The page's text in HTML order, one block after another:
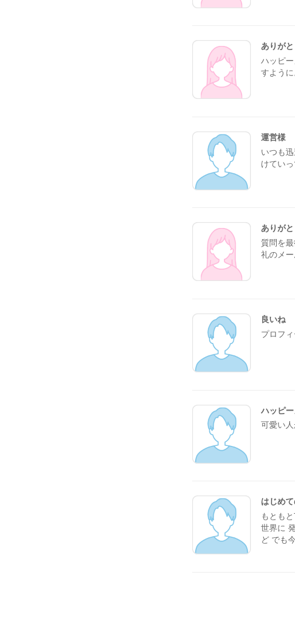
ありが
ハッピ
すよう
運営様
いつも
けていっ
ありが
質問を
礼のメ
良いね
プロフ
ハッピ
可愛い
はじめ
もとも
世界に
ど でも
だろな(